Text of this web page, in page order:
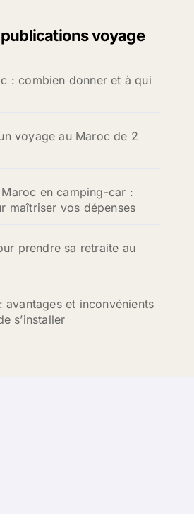
voyage
: combien donner et à qui
voyage au Maroc de 2
en camping-car :
maîtriser vos dépenses
prendre sa retraite au
avantages et inconvénients
s’installer